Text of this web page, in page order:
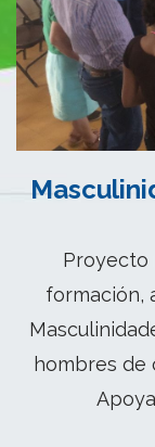
Proyecto
formación,
hombres de